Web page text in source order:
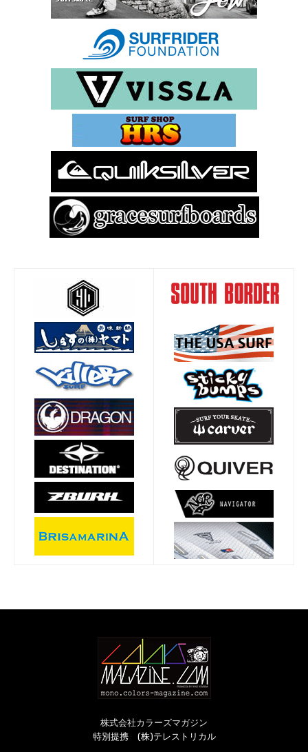
株式会社カラーズマガジン
特別提携 (株)テレストリカル